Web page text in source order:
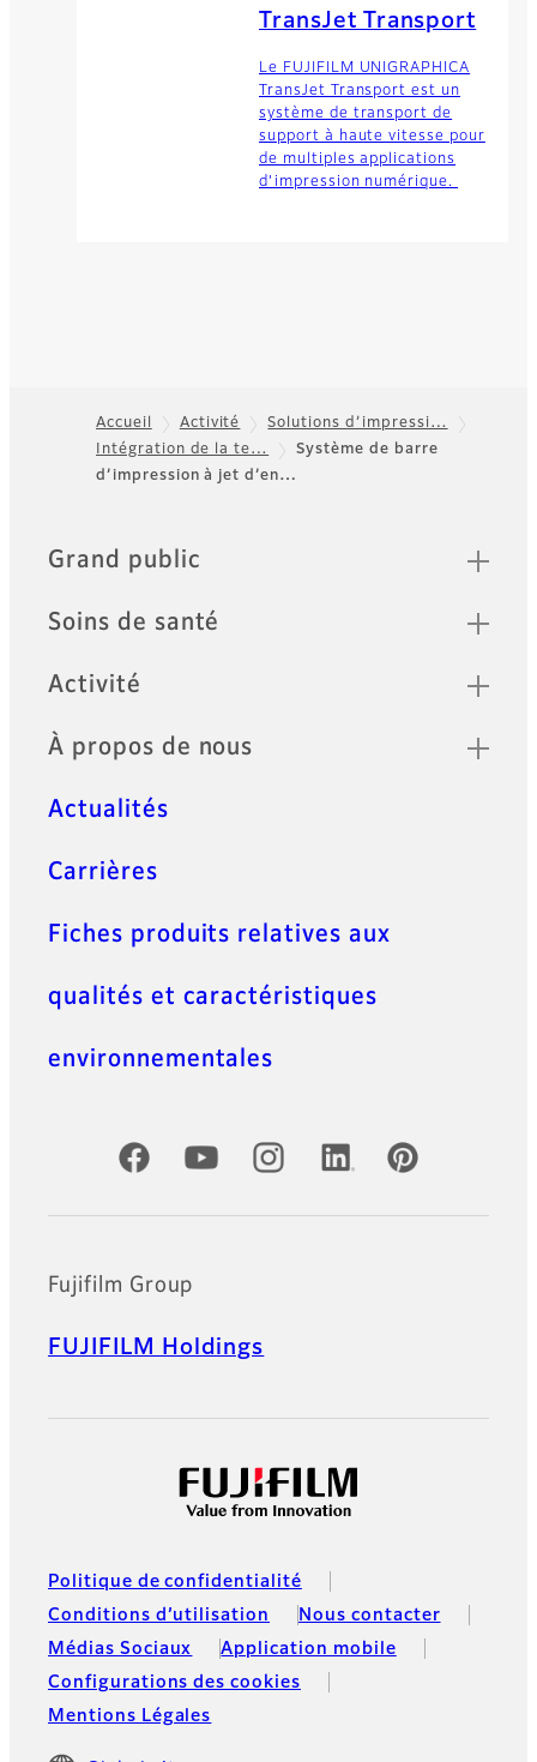
TransJet Transport
Le FUJIFILM UNIGRAPHICA
TransJet Transport est un
système de transport de
support à haute vitesse pour
de multiples applications
d’impression numérique.
Footer
Accueil Activité
Solutions d’impressi…
Intégration de la te…
Système de barre
d’impression à jet d’en…
Quick Links
Grand public
Soins de santé
Activité
À propos de nous
Actualités
Carrières
Fiches produits relatives aux
qualités et caractéristiques
environnementales
Comptes officiels réseaux sociaux
Fujifilm Group
FUJIFILM Holdings
Politique de confidentialité
Conditions d’utilisation
Nous contacter
Médias Sociaux
Application mobile
Configurations des cookies
Mentions Légales